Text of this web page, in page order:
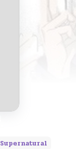
Supernatural